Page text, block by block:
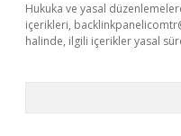
Hukuka ve yasal
içerikleri,
halinde, ilgili içerikler yasal